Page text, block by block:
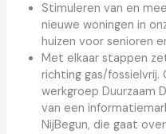
Stimuleren van en
nieuwe woningen in
huizen voor senioren
Met elkaar stappen
richting gas/
werkgroep Duurzaam
van een
NijBegun, die gaat